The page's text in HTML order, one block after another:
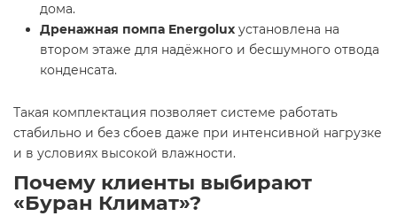
дома.
Дренажная помпа Energolux установлена на
втором этаже для надёжного и бесшумного отвода
конденсата.
Такая комплектация позволяет системе работать
стабильно и без сбоев даже при интенсивной нагрузке
и в условиях высокой влажности.
Почему клиенты выбирают
«Буран Климат»?